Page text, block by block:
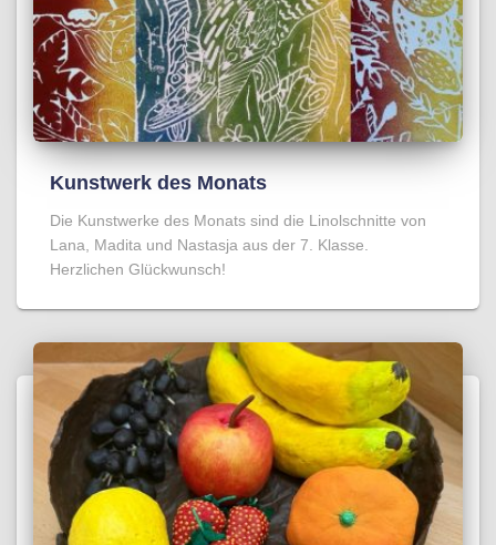
Kunstwerk des Monats
Die Kunstwerke des Monats sind die Linolschnitte von
Lana, Madita und Nastasja aus der 7. Klasse.
Herzlichen Glückwunsch!